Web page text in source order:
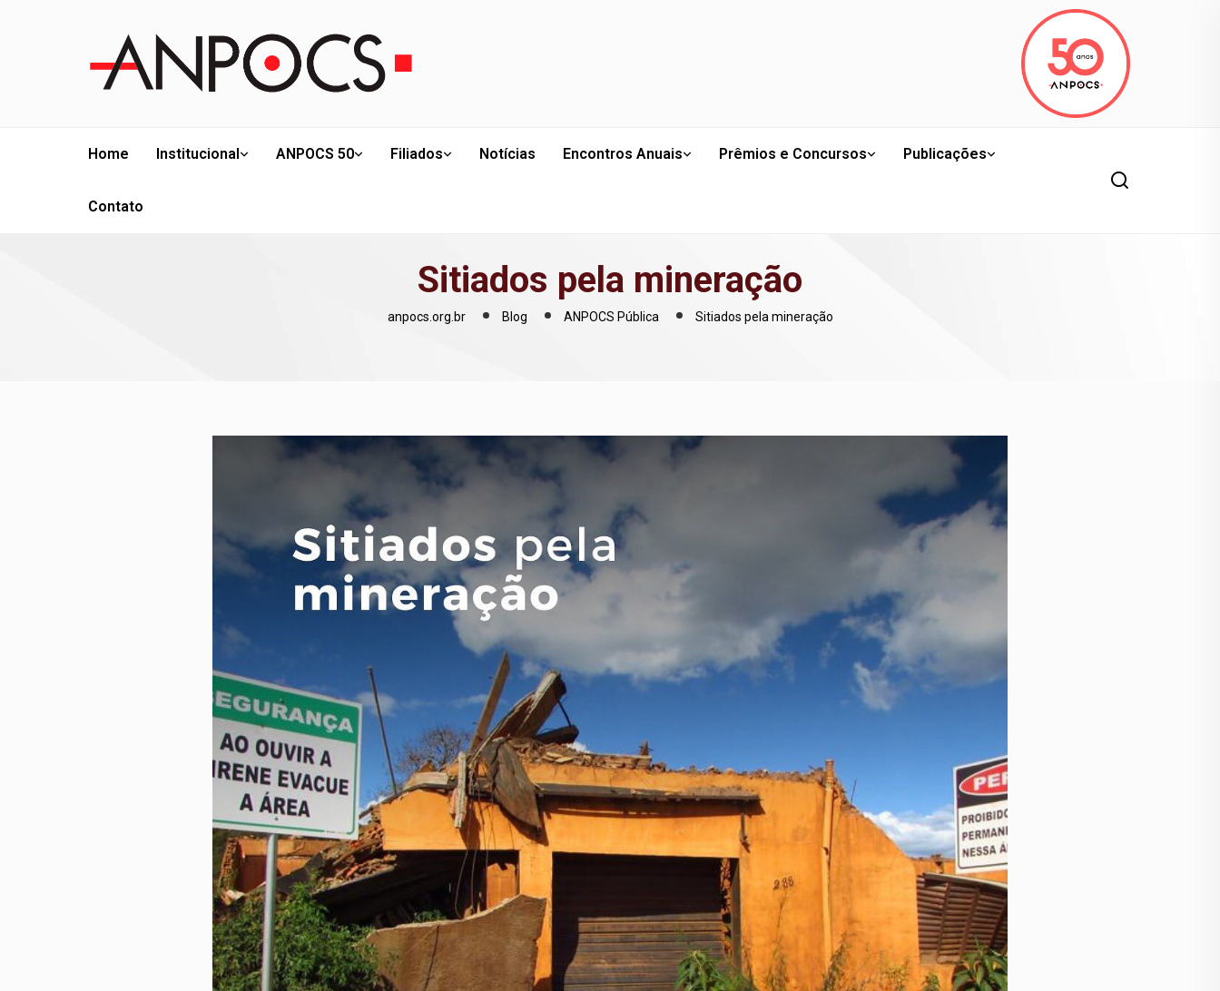
Home Institucional ANPOCS 50 Filiados Notícias Encontros Anuais Prêmios e Concursos Publicações
Contato
Sitiados pela mineração
anpocs.org.br Blog ANPOCS Pública Sitiados pela mineração